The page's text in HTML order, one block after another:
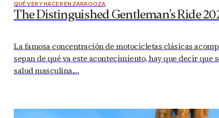
QUÉ VER Y HACER EN ZARAGOZA
The Distinguished Gentleman’s Ride
La famosa concentración de motocicletas clásicas
sepan de qué va este acontecimiento, hay que decir
salud masculina.…